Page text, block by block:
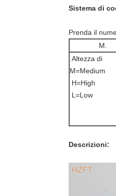
Sistema di
Prenda il
M.
Altezza di
M=Medium
H=High
L=Low
Descrizioni: